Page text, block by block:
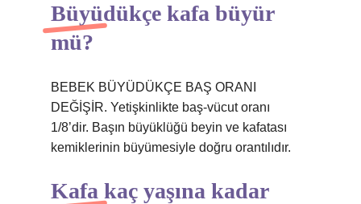
Büyüdükçe kafa büyür
mü?
BEBEK BÜYÜDÜKÇE BAŞ ORANI
DEĞİŞİR. Yetişkinlikte baş-vücut oranı
1/8’dir. Başın büyüklüğü beyin ve kafatası
kemiklerinin büyümesiyle doğru orantılıdır.
Kafa kaç yaşına kadar